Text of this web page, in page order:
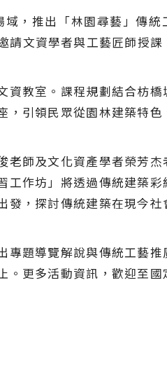
，推出「林園尋藝」傳統
請文資學者與工藝匠師授課
資教室。課程規劃結合枋橋
，引領民眾從園林建築特色
老師及文化資產學者榮芳杰
工作坊」將透過傳統建築彩
發，探討傳統建築在現今社
專題導覽解說與傳統工藝推
更多活動資訊，歡迎至國